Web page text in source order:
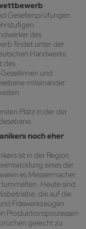
Gesellenprüfungen
des
findet unter der
Handwerks
des
und
miteinander.
Platz in der der
noch eher
ist in der Region
eines der
es Messermacher
Heute sind
die auf die
Fräswerkzeugen
Produktionsprozessen
gerecht zu